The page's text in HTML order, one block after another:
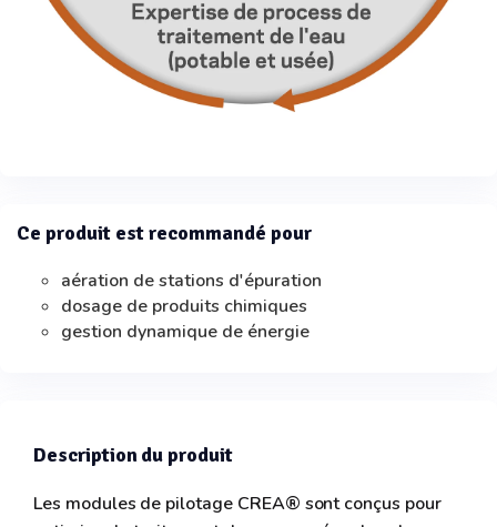
Ce produit est recommandé pour
aération de stations d'épuration
dosage de produits chimiques
gestion dynamique de énergie
Description du produit
Les modules de pilotage CREA® sont conçus pour